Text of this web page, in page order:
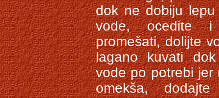
dok ne dobiju
vode, ocedite i
promešati, dolijte
lagano kuvati
vode po potrebi jer
omekša,